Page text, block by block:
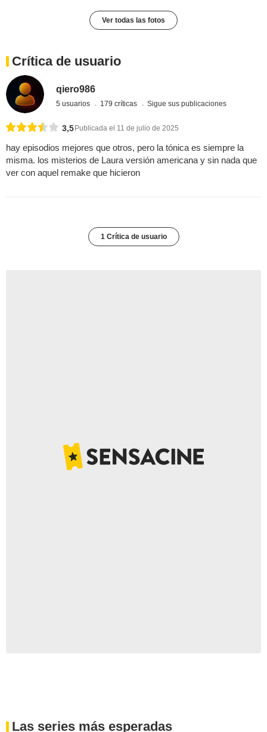
Ver todas las fotos
Crítica de usuario
qiero986
5 usuarios 179 críticas Sigue sus publicaciones
3,5 Publicada el 11 de julio de 2025
hay episodios mejores que otros, pero la tónica es siempre la
misma. los misterios de Laura versión americana y sin nada que
ver con aquel remake que hicieron
1 Crítica de usuario
Las series más esperadas